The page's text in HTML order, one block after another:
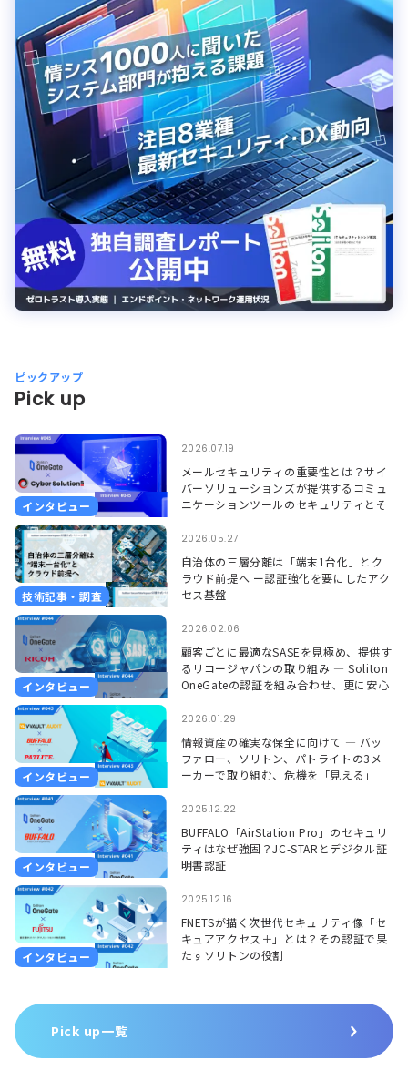
ピックアップ
Pick up
インタビュー
2026.07.19
メールセキュリティの重要性とは？サイ
バーソリューションズが提供するコミュ
ニケーションツールのセキュリティとそ
技術記事・調査
2026.05.27
自治体の三層分離は「端末1台化」とク
ラウド前提へ ー認証強化を要にしたアク
セス基盤
インタビュー
2026.02.06
顧客ごとに最適なSASEを見極め、提供す
るリコージャパンの取り組み ― Soliton
OneGateの認証を組み合わせ、更に安心
インタビュー
2026.01.29
情報資産の確実な保全に向けて ― バッ
ファロー、ソリトン、パトライトの3メ
ーカーで取り組む、危機を「見える」
―
インタビュー
2025.12.22
BUFFALO「AirStation Pro」のセキュリ
ティはなぜ強固？JC-STARとデジタル証
明書認証
インタビュー
2025.12.16
FNETSが描く次世代セキュリティ像「セ
キュアアクセス＋」とは？その認証で果
たすソリトンの役割
Pick up一覧